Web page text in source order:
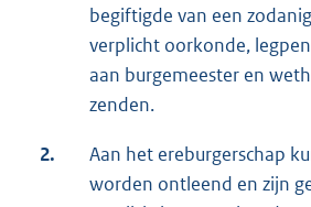
begiftigde van een
verplicht oorkonde,
aan burgemeester en
zenden.
2.
Aan het ereburgerschap
worden ontleend en zijn